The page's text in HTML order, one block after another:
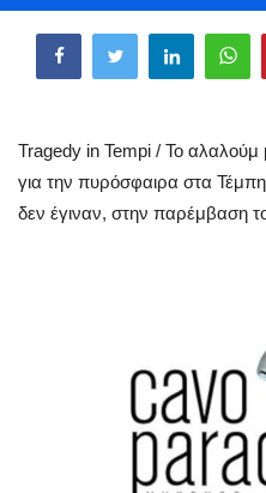
Mykonos
Mykonos Ticker TV
Sport
Tragedy in Tempi / Το
για την πυρόσφαιρα στα
δεν έγιναν, στην παρέμβαση